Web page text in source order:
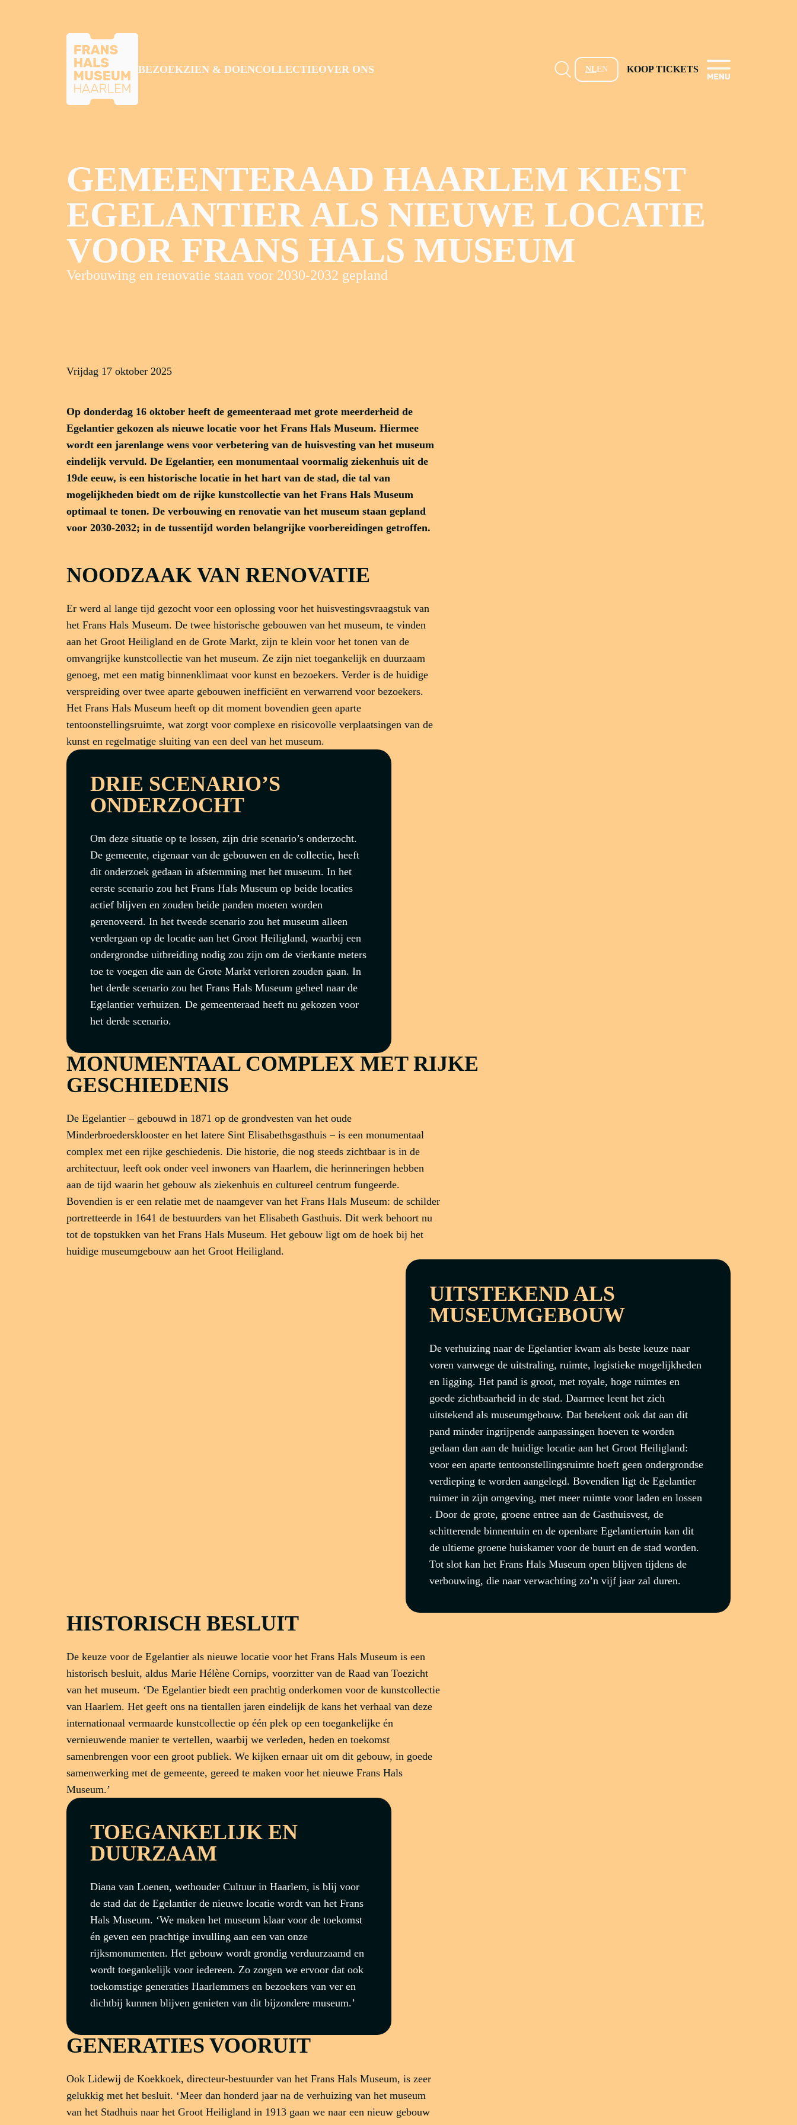
GA NAAR HOOFDINHOUD
BEZOEKZIEN & DOENCOLLECTIEOVER ONS NLEN KOOP TICKETS
GEMEENTERAAD HAARLEM KIEST
EGELANTIER ALS NIEUWE LOCATIE
VOOR FRANS HALS MUSEUM
Verbouwing en renovatie staan voor 2030-2032 gepland
vrijdag 17 oktober 2025
Op donderdag 16 oktober heeft de gemeenteraad met grote meerderheid de
Egelantier gekozen als nieuwe locatie voor het Frans Hals Museum. Hiermee
wordt een jarenlange wens voor verbetering van de huisvesting van het museum
eindelijk vervuld. De Egelantier, een monumentaal voormalig ziekenhuis uit de
19de eeuw, is een historische locatie in het hart van de stad, die tal van
mogelijkheden biedt om de rijke kunstcollectie van het Frans Hals Museum
optimaal te tonen. De verbouwing en renovatie van het museum staan gepland
voor 2030-2032; in de tussentijd worden belangrijke voorbereidingen getroffen.
NOODZAAK VAN RENOVATIE
Er werd al lange tijd gezocht voor een oplossing voor het huisvestingsvraagstuk van
het Frans Hals Museum. De twee historische gebouwen van het museum, te vinden
aan het Groot Heiligland en de Grote Markt, zijn te klein voor het tonen van de
omvangrijke kunstcollectie van het museum. Ze zijn niet toegankelijk en duurzaam
genoeg, met een matig binnenklimaat voor kunst en bezoekers. Verder is de huidige
verspreiding over twee aparte gebouwen inefficiënt en verwarrend voor bezoekers.
Het Frans Hals Museum heeft op dit moment bovendien geen aparte
tentoonstellingsruimte, wat zorgt voor complexe en risicovolle verplaatsingen van de
kunst en regelmatige sluiting van een deel van het museum.
DRIE SCENARIO’S
ONDERZOCHT
Om deze situatie op te lossen, zijn drie scenario’s onderzocht.
De gemeente, eigenaar van de gebouwen en de collectie, heeft
dit onderzoek gedaan in afstemming met het museum. In het
eerste scenario zou het Frans Hals Museum op beide locaties
actief blijven en zouden beide panden moeten worden
gerenoveerd. In het tweede scenario zou het museum alleen
verdergaan op de locatie aan het Groot Heiligland, waarbij een
ondergrondse uitbreiding nodig zou zijn om de vierkante meters
toe te voegen die aan de Grote Markt verloren zouden gaan. In
het derde scenario zou het Frans Hals Museum geheel naar de
Egelantier verhuizen. De gemeenteraad heeft nu gekozen voor
het derde scenario.
MONUMENTAAL COMPLEX MET RIJKE
GESCHIEDENIS
De Egelantier – gebouwd in 1871 op de grondvesten van het oude
Minderbroedersklooster en het latere Sint Elisabethsgasthuis – is een monumentaal
complex met een rijke geschiedenis. Die historie, die nog steeds zichtbaar is in de
architectuur, leeft ook onder veel inwoners van Haarlem, die herinneringen hebben
aan de tijd waarin het gebouw als ziekenhuis en cultureel centrum fungeerde.
Bovendien is er een relatie met de naamgever van het Frans Hals Museum: de schilder
portretteerde in 1641 de bestuurders van het Elisabeth Gasthuis. Dit werk behoort nu
tot de topstukken van het Frans Hals Museum. Het gebouw ligt om de hoek bij het
huidige museumgebouw aan het Groot Heiligland.
UITSTEKEND ALS
MUSEUMGEBOUW
De verhuizing naar de Egelantier kwam als beste keuze naar
voren vanwege de uitstraling, ruimte, logistieke mogelijkheden
en ligging. Het pand is groot, met royale, hoge ruimtes en
goede zichtbaarheid in de stad. Daarmee leent het zich
uitstekend als museumgebouw. Dat betekent ook dat aan dit
pand minder ingrijpende aanpassingen hoeven te worden
gedaan dan aan de huidige locatie aan het Groot Heiligland:
voor een aparte tentoonstellingsruimte hoeft geen ondergrondse
verdieping te worden aangelegd. Bovendien ligt de Egelantier
ruimer in zijn omgeving, met meer ruimte voor laden en lossen
. Door de grote, groene entree aan de Gasthuisvest, de
schitterende binnentuin en de openbare Egelantiertuin kan dit
de ultieme groene huiskamer voor de buurt en de stad worden.
Tot slot kan het Frans Hals Museum open blijven tijdens de
verbouwing, die naar verwachting zo’n vijf jaar zal duren.
HISTORISCH BESLUIT
De keuze voor de Egelantier als nieuwe locatie voor het Frans Hals Museum is een
historisch besluit, aldus Marie Hélène Cornips, voorzitter van de Raad van Toezicht
van het museum. ‘De Egelantier biedt een prachtig onderkomen voor de kunstcollectie
van Haarlem. Het geeft ons na tientallen jaren eindelijk de kans het verhaal van deze
internationaal vermaarde kunstcollectie op één plek op een toegankelijke én
vernieuwende manier te vertellen, waarbij we verleden, heden en toekomst
samenbrengen voor een groot publiek. We kijken ernaar uit om dit gebouw, in goede
samenwerking met de gemeente, gereed te maken voor het nieuwe Frans Hals
Museum.’
TOEGANKELIJK EN
DUURZAAM
Diana van Loenen, wethouder Cultuur in Haarlem, is blij voor
de stad dat de Egelantier de nieuwe locatie wordt van het Frans
Hals Museum. ‘We maken het museum klaar voor de toekomst
én geven een prachtige invulling aan een van onze
rijksmonumenten. Het gebouw wordt grondig verduurzaamd en
wordt toegankelijk voor iedereen. Zo zorgen we ervoor dat ook
toekomstige generaties Haarlemmers en bezoekers van ver en
dichtbij kunnen blijven genieten van dit bijzondere museum.’
GENERATIES VOORUIT
Ook Lidewij de Koekkoek, directeur-bestuurder van het Frans Hals Museum, is zeer
gelukkig met het besluit. ‘Meer dan honderd jaar na de verhuizing van het museum
van het Stadhuis naar het Groot Heiligland in 1913 gaan we naar een nieuw gebouw